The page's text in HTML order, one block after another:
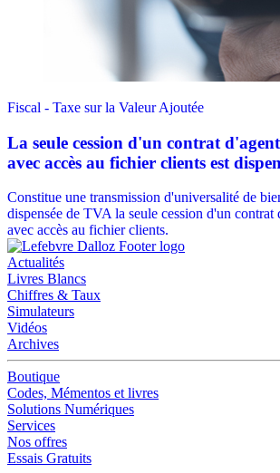
Fiscal - Taxe sur la Valeur Ajoutée
La seule cession d'un contrat
avec accès au fichier clients est
Constitue une transmission d'universalité de
dispensée de TVA la seule cession d'un contrat
avec accès au fichier clients.
Actualités
Livres Blancs
Chiffres & Taux
Simulateurs
Vidéos
Archives
Boutique
Codes, Mémentos et livres
Solutions Numériques
Services
Nos offres
Essais Gratuits